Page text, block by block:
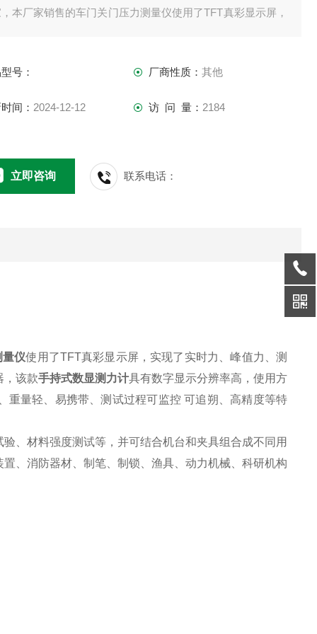
本厂家销售的车门关门压力测量仪使用了TFT真彩显示屏，
字显示分辨率高，使用方便，可连接电脑同步显
号： 厂商性质： 其他
间： 2024-12-12 访 问 量： 2184
立即咨询 联系电话：
量仪使用了TFT真彩显示屏，实现了实时力、峰值力、测
， 该款手持式数显测力计具有数字显示分辨率高，使用方
重量轻、易携带、测试过程可监控 可追朔、高精度等特
、材料强度测试等，并可结合机台和夹具组合成不同用
、消防器材、制笔、制锁、渔具、动力机械、科研机构